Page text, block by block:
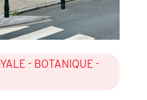
- BOTANIQUE -